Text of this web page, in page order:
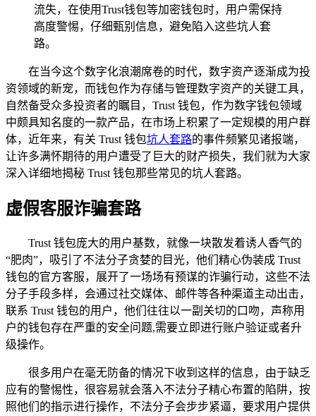
流失，在使用Trust钱包等加密钱包时，用户需保持
高度警惕，仔细甄别信息，避免陷入这些坑人套
路。
在当今这个数字化浪潮席卷的时代，数字资产逐渐成为投
资领域的新宠，而钱包作为存储与管理数字资产的关键工具，
自然备受众多投资者的瞩目，Trust 钱包，作为数字钱包领域
中颇具知名度的一款产品，在市场上积累了一定规模的用户群
体，近年来，有关 Trust 钱包坑人套路的事件频繁见诸报端，
让许多满怀期待的用户遭受了巨大的财产损失，我们就为大家
深入详细地揭秘 Trust 钱包那些常见的坑人套路。
虚假客服诈骗套路
Trust 钱包庞大的用户基数，就像一块散发着诱人香气的
“肥肉”，吸引了不法分子贪婪的目光，他们精心伪装成 Trust
钱包的官方客服，展开了一场场有预谋的诈骗行动，这些不法
分子手段多样，会通过社交媒体、邮件等各种渠道主动出击，
联系 Trust 钱包的用户，他们往往以一副关切的口吻，声称用
户的钱包存在严重的安全问题,需要立即进行账户验证或者升
级操作。
很多用户在毫无防备的情况下收到这样的信息，由于缺乏
应有的警惕性，很容易就会落入不法分子精心布置的陷阱，按
照他们的指示进行操作，不法分子会步步紧逼，要求用户提供